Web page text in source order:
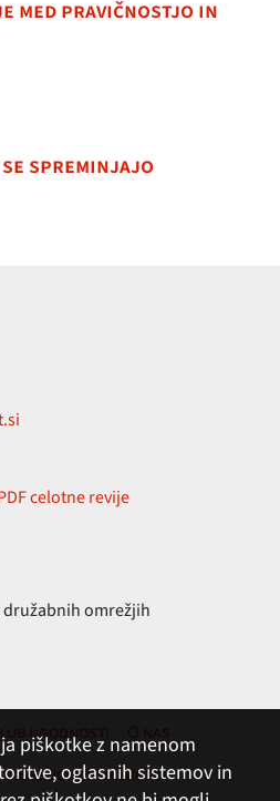
med pravičnostjo in
spreminjajo
celotne revije
omrežjih
ugodnosti
O nas
in piškotki
piškotke z namenom
oglasnih sistemov in